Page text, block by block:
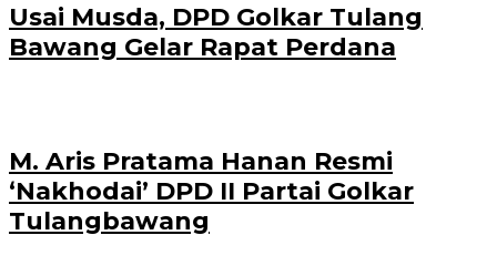
Usai Musda, DPD Golkar Tulang
Bawang Gelar Rapat Perdana
M. Aris Pratama Hanan Resmi
‘Nakhodai’ DPD II Partai Golkar
Tulangbawang